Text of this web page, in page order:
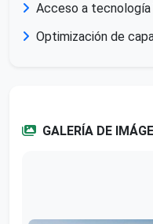
Acceso a tecnología
Optimización de
GALERÍA DE